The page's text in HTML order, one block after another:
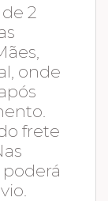
2
onde
frete